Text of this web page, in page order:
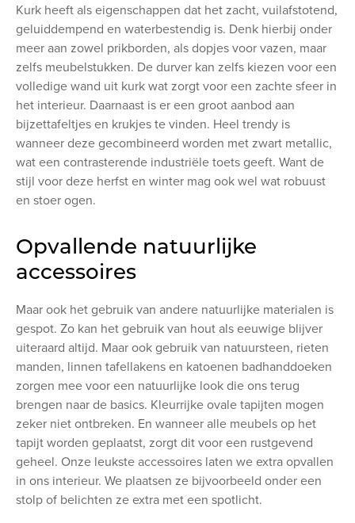
Kurk heeft als eigenschappen dat het zacht, vuilafstotend,
geluiddempend en waterbestendig is. Denk hierbij onder
meer aan zowel prikborden, als dopjes voor vazen, maar
zelfs meubelstukken. De durver kan zelfs kiezen voor een
volledige wand uit kurk wat zorgt voor een zachte sfeer in
het interieur. Daarnaast is er een groot aanbod aan
bijzettafeltjes en krukjes te vinden. Heel trendy is
wanneer deze gecombineerd worden met zwart metallic,
wat een contrasterende industriële toets geeft. Want de
stijl voor deze herfst en winter mag ook wel wat robuust
en stoer ogen.
Opvallende natuurlijke
accessoires
Maar ook het gebruik van andere natuurlijke materialen is
gespot. Zo kan het gebruik van hout als eeuwige blijver
uiteraard altijd. Maar ook gebruik van natuursteen, rieten
manden, linnen tafellakens en katoenen badhanddoeken
zorgen mee voor een natuurlijke look die ons terug
brengen naar de basics. Kleurrijke ovale tapijten mogen
zeker niet ontbreken. En wanneer alle meubels op het
tapijt worden geplaatst, zorgt dit voor een rustgevend
geheel. Onze leukste accessoires laten we extra opvallen
in ons interieur. We plaatsen ze bijvoorbeeld onder een
stolp of belichten ze extra met een spotlicht.